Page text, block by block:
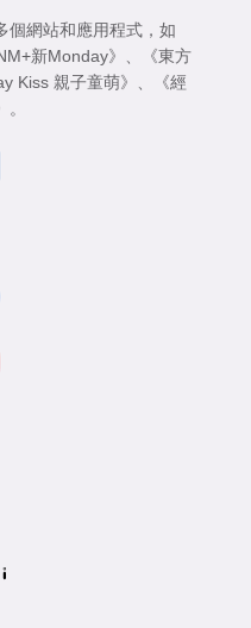
個網站和應用程式，如
新Monday》
《東方
Kiss 親子童萌》
《經
。